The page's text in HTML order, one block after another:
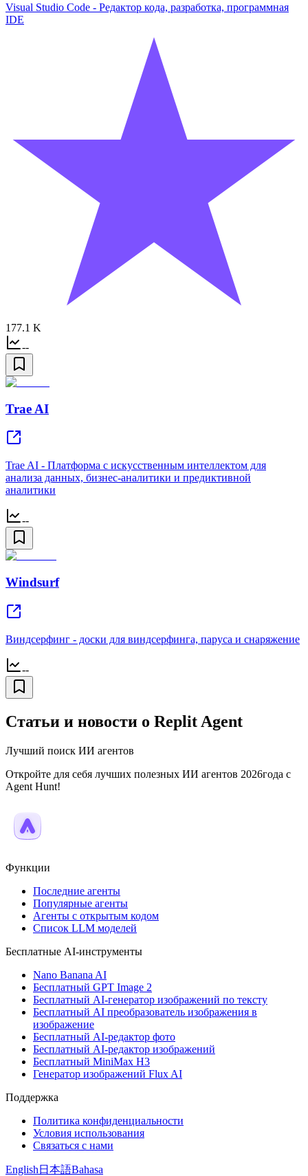
Visual Studio Code - Редактор кода, разработка, программная
IDE
177.1 K
--
Trae AI
Trae AI - Платформа с искусственным интеллектом для
анализа данных, бизнес-аналитики и предиктивной
аналитики
--
Windsurf
Виндсерфинг - доски для виндсерфинга, паруса и снаряжение
--
Статьи и новости о Replit Agent
Лучший поиск ИИ агентов
Откройте для себя лучших полезных ИИ агентов 2026года с
Agent Hunt!
Функции
Последние агенты
Популярные агенты
Агенты с открытым кодом
Список LLM моделей
Бесплатные AI-инструменты
Nano Banana AI
Бесплатный GPT Image 2
Бесплатный AI-генератор изображений по тексту
Бесплатный AI преобразователь изображения в
изображение
Бесплатный AI-редактор фото
Бесплатный AI-редактор изображений
Бесплатный MiniMax H3
Генератор изображений Flux AI
Поддержка
Политика конфиденциальности
Условия использования
Связаться с нами
English 日本語Bahasa